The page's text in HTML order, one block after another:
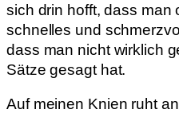
sich drin hofft, dass man
schnelles und
dass man nicht wirklich
Sätze gesagt hat.
Auf meinen Knien ruht